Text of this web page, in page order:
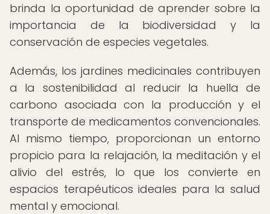
brinda la oportunidad de aprender sobre la
importancia de la biodiversidad y la
conservación de especies vegetales.
Además, los jardines medicinales contribuyen
a la sostenibilidad al reducir la huella de
carbono asociada con la producción y el
transporte de medicamentos convencionales.
Al mismo tiempo, proporcionan un entorno
propicio para la relajación, la meditación y el
alivio del estrés, lo que los convierte en
espacios terapéuticos ideales para la salud
mental y emocional.